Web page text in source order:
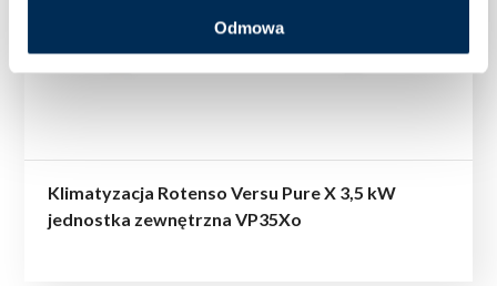
Odmowa
Klimatyzacja Rotenso Versu Pure X 3,5 kW
jednostka zewnętrzna VP35Xo